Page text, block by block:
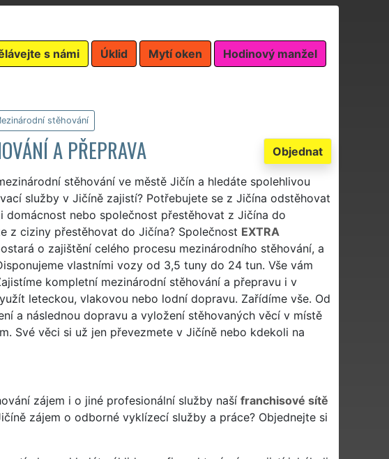
s námi Úklid Mytí oken Hodinový manžel
stěhování
Objednat
A PŘEPRAVA
stěhování ve městě Jičín a hledáte spolehlivou
služby v Jičíně zajistí? Potřebujete se z Jičína odstěhovat
domácnost nebo společnost přestěhovat z Jičína do
z ciziny přestěhovat do Jičína? Společnost EXTRA
o zajištění celého procesu mezinárodního stěhování, a
vlastními vozy od 3,5 tuny do 24 tun. Vše vám
kompletní mezinárodní stěhování a přepravu i v
leteckou, vlakovou nebo lodní dopravu. Zařídíme vše. Od
a následnou dopravu a vyložení stěhovaných věcí v místě
Své věci si už jen převezmete v Jičíně nebo kdekoli na
zájem i o jiné profesionální služby naší franchisové sítě
zájem o odborné vyklízecí služby a práce? Objednejte si